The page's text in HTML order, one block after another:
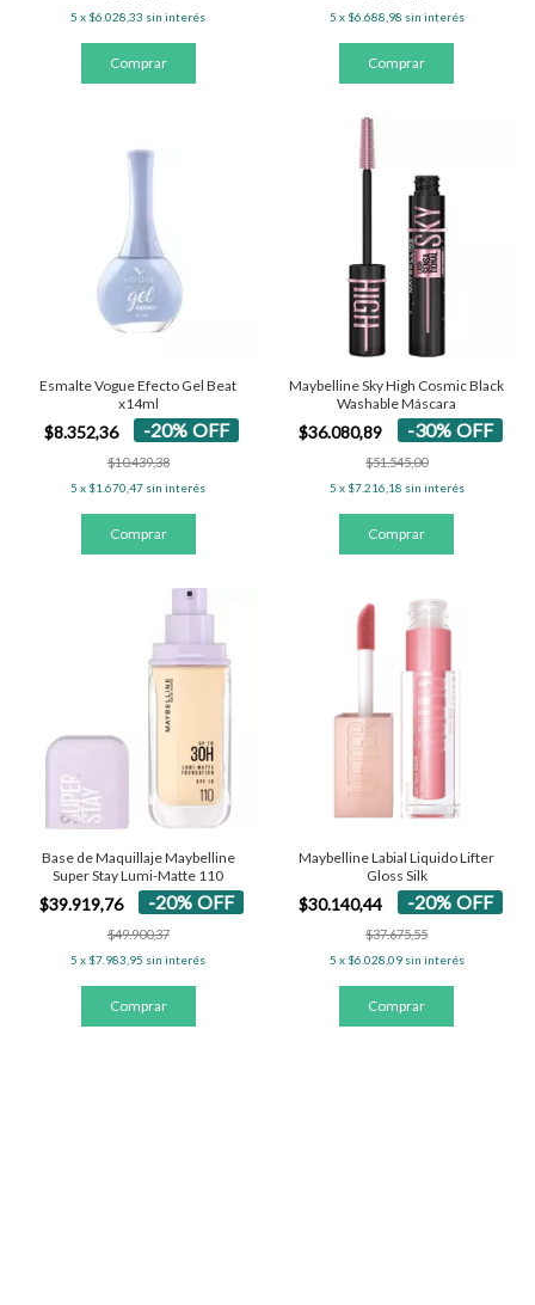
5 x $6.028,33 sin interés 5 x $6.688,98 sin interés
Esmalte Vogue Efecto Gel Beat
x14ml
$8.352,36 -20%OFF
$10.439,38
5 x $1.670,47 sin interés
Maybelline Sky High Cosmic Black
Washable Máscara
$36.080,89 -30% OFF
$51.545,00
5 x $7.216,18 sin interés
Base de Maquillaje Maybelline
Super Stay Lumi-Matte 110
$39.919,76 -20%OFF
$49.900,37
5 x $7.983,95 sin interés
Maybelline Labial Liquido Lifter
Gloss Silk
$30.140,44 -20% OFF
$37.675,55
5 x $6.028,09 sin interés